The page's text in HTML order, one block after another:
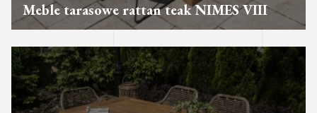
Meble tarasowe rattan teak NIMES VIII